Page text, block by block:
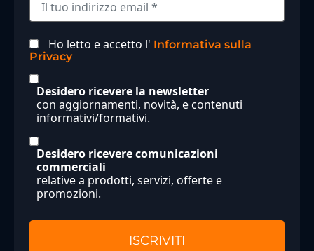
Ho letto e accetto l' Informativa sulla
Privacy
Desidero ricevere la newsletter
con aggiornamenti, novità, e contenuti
informativi/formativi.
Desidero ricevere comunicazioni
commerciali
relative a prodotti, servizi, offerte e
promozioni.